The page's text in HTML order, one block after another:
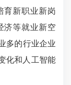
育新职业新岗
济等就业新空
多的行业企业
化和人工智能